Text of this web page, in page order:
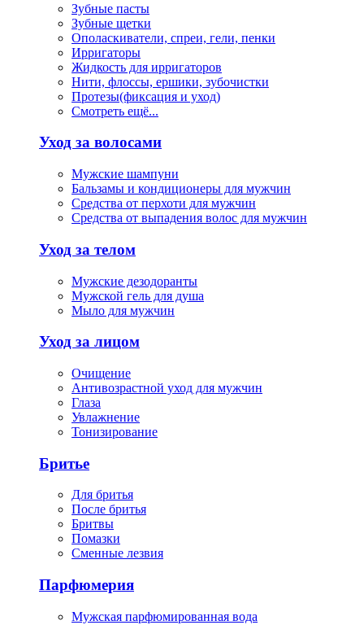
Зубные пасты
Зубные щетки
Ополаскиватели, спреи, гели, пенки
Ирригаторы
Жидкость для ирригаторов
Нити, флосcы, ершики, зубочистки
Протезы(фиксация и уход)
Смотреть ещё...
Уход за волосами
Мужские шампуни
Бальзамы и кондиционеры для мужчин
Средства от перхоти для мужчин
Средства от выпадения волос для мужчин
Уход за телом
Мужские дезодоранты
Мужской гель для душа
Мыло для мужчин
Уход за лицом
Очищение
Антивозрастной уход для мужчин
Глаза
Увлажнение
Тонизирование
Бритье
Для бритья
После бритья
Бритвы
Помазки
Сменные лезвия
Парфюмерия
Мужская парфюмированная вода